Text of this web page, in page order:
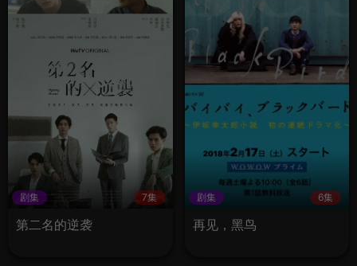
剧集 7集
第二名的逆袭
剧集 6集
再见，黑鸟